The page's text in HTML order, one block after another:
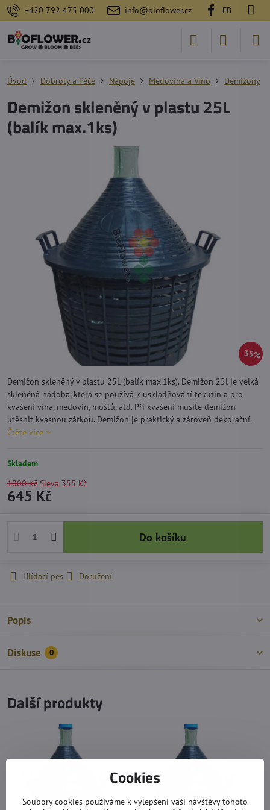
+420 792 475 000 info@bioflower.cz FB
35%
Úvod Dobroty a Péče Nápoje Medovina a Víno Demižony
Demižon skleněný v plastu 25L
(balík max.1ks)
Demižon skleněný v plastu 25L (balík max.1ks). Demižon 25l je velká
skleněná nádoba, která se používá k uskladňování tekutin a pro
kvašení vína, medovin, moštů, atd. Při kvašení musíte demižon
utěsnit kvasnou zátkou. Demižon je praktický a zároveň dekorační.
Čtěte více
Skladem
1000 Kč Sleva 355 Kč
645 Kč
Do košíku
Hlídací pes Doručení
Popis
Diskuse 0
Další produkty
Cookies
Soubory cookies používáme k vylepšení vaší návštěvy tohoto